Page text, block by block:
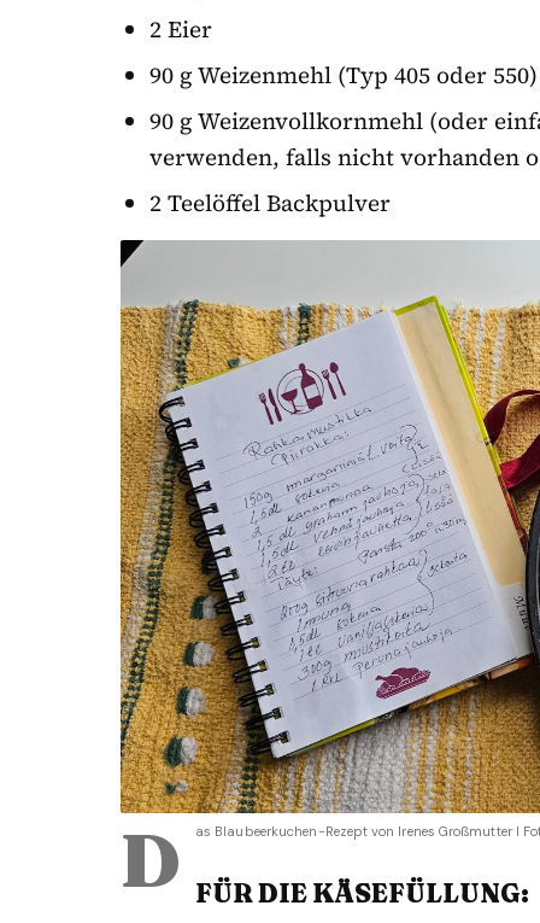
2 Eier
90 g Weizenmehl (Typ 405 oder 550)
90 g Weizenvollkornmehl (oder
verwenden, falls nicht vorhanden
2 Teelöffel Backpulver
D as Blaubeerkuchen-Rezept von Irenes Großmutter I
FÜR DIE KÄSEFÜLLUNG: